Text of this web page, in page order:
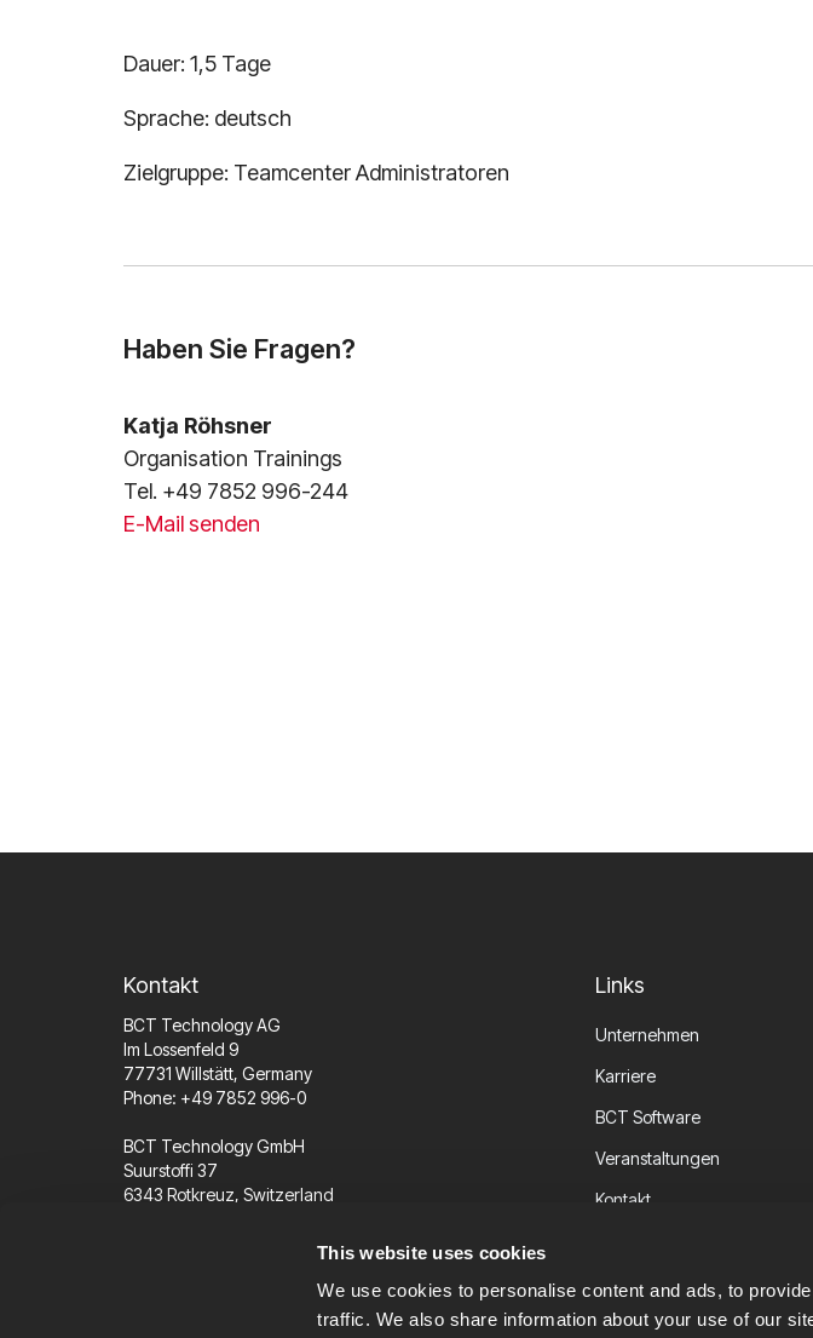
This website uses cookies
We use cookies to personalise content and ads, to
traffic. We also share information about your use of our
Dauer: 1,5 Tage
Sprache: deutsch
Zielgruppe: Teamcenter Administratoren
Haben Sie Fragen?
Katja Röhsner
Organisation Trainings
Tel. +49 7852 996-244
E-Mail senden
Kontakt
BCT Technology AG
Im Lossenfeld 9
77731 Willstätt, Germany
Phone: +49 7852 996-0
BCT Technology GmbH
Suurstoffi 37
6343 Rotkreuz, Switzerland
info@bct-technology.com
Links
Unternehmen
Karriere
BCT Software
Veranstaltungen
Kontakt